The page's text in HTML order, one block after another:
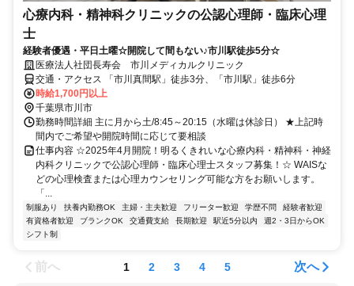
心療内科・精神科クリニックの公認心理師・臨床心理
士
経験者優遇・平日土曜☆開院して間もない♪市川駅徒歩5分☆
医療法人社団長寿会 市川メディカルクリニック
交通・アクセス 「市川真間駅」徒歩3分、「市川駅」徒歩6分
時給1,700円以上
千葉県市川市
勤務時間詳細 主に月から土/8:45～20:15（水曜は休診日） ★上記時
間内でご希望や開院時間に応じて要相談
仕事内容 ☆2025年4月開院！明るくきれいな心療内科・精神科・神経
内科クリニックで公認心理師・臨床心理士スタッフ募集！☆ WAISな
どの心理検査または心理カウンセリング可能な方をお願いします。
「...
制服あり 扶養内勤務OK 主婦・主夫歓迎 フリーター歓迎 学歴不問
経験者歓迎
有資格者歓迎
ブランクOK 交通費支給 長期歓迎 駅近5分以内
週2・3日からOK
シフト制
前へ 1 2 3 4 5 次へ